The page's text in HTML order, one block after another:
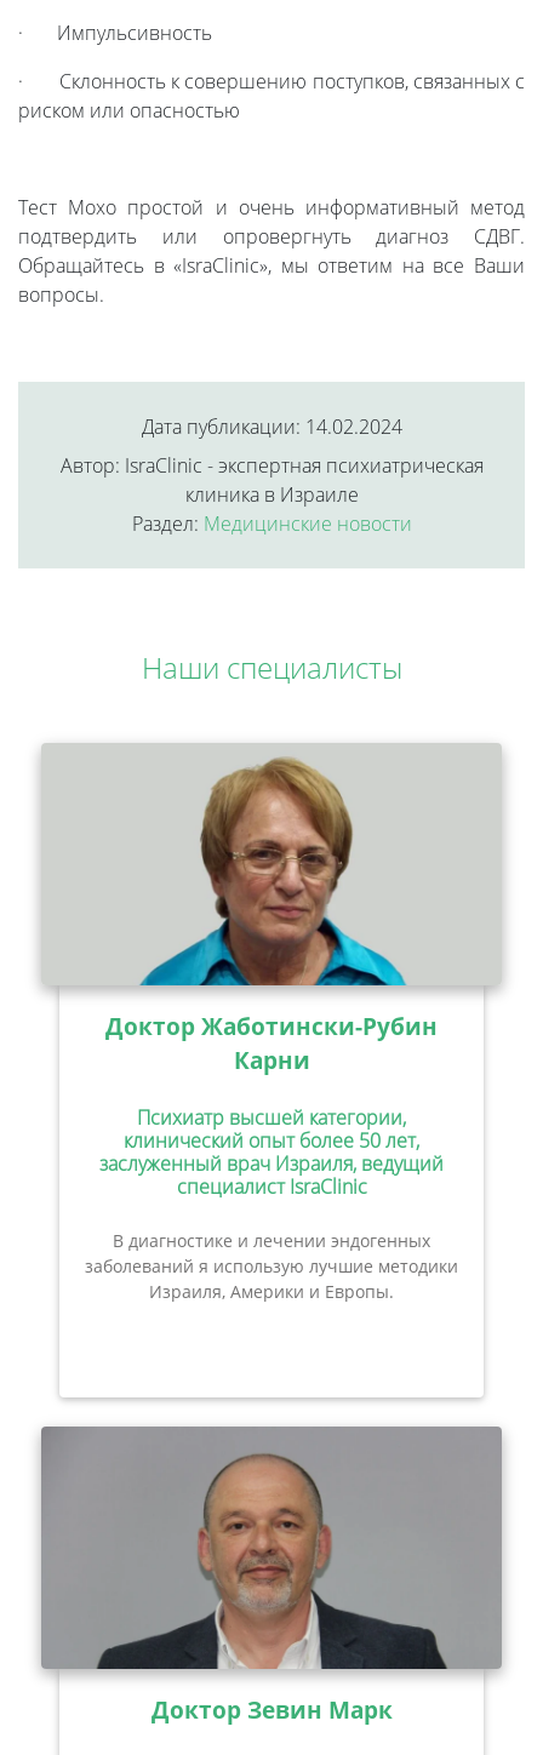
· Импульсивность
· Склонность к совершению поступков, связанных с
риском или опасностью
Тест Moxo простой и очень информативный метод
подтвердить или опровергнуть диагноз СДВГ.
Обращайтесь в «IsraClinic», мы ответим на все Ваши
вопросы.
Дата публикации: 14.02.2024
Автор: IsraClinic - экспертная психиатрическая
клиника в Израиле
Раздел: Медицинские новости
Наши специалисты
Доктор Жаботински-Рубин
Карни
Психиатр высшей категории,
клинический опыт более 50 лет,
заслуженный врач Израиля, ведущий
специалист IsraClinic
В диагностике и лечении эндогенных
заболеваний я использую лучшие методики
Израиля, Америки и Европы.
Доктор Зевин Марк